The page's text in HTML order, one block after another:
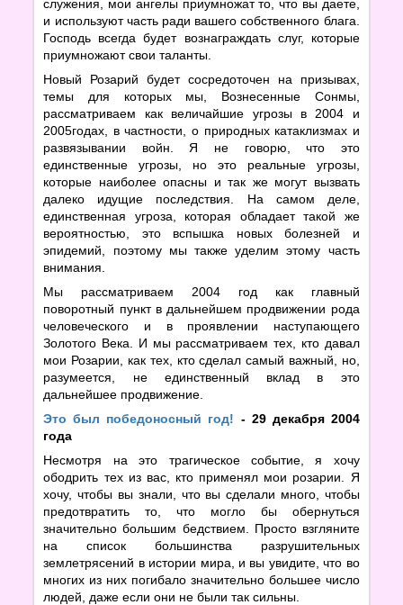
служения, мои ангелы приумножат то, что вы даете,
и используют часть ради вашего собственного блага.
Господь всегда будет вознаграждать слуг, которые
приумножают свои таланты.
Новый Розарий будет сосредоточен на призывах,
темы для которых мы, Вознесенные Сонмы,
рассматриваем как величайшие угрозы в 2004 и
2005годах, в частности, о природных катаклизмах и
развязывании войн. Я не говорю, что это
единственные угрозы, но это реальные угрозы,
которые наиболее опасны и так же могут вызвать
далеко идущие последствия. На самом деле,
единственная угроза, которая обладает такой же
вероятностью, это вспышка новых болезней и
эпидемий, поэтому мы также уделим этому часть
внимания.
Мы рассматриваем 2004 год как главный
поворотный пункт в дальнейшем продвижении рода
человеческого и в проявлении наступающего
Золотого Века. И мы рассматриваем тех, кто давал
мои Розарии, как тех, кто сделал самый важный, но,
разумеется, не единственный вклад в это
дальнейшее продвижение.
Это был победоносный год! - 29 декабря 2004
года
Несмотря на это трагическое событие, я хочу
ободрить тех из вас, кто применял мои розарии. Я
хочу, чтобы вы знали, что вы сделали много, чтобы
предотвратить то, что могло бы обернуться
значительно большим бедствием. Просто взгляните
на список большинства разрушительных
землетрясений в истории мира, и вы увидите, что во
многих из них погибало значительно большее число
людей, даже если они не были так сильны.